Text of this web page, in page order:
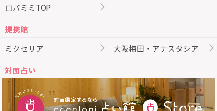
ロバミミTOP
提携館
ミクセリア
大阪梅田・アナスタシア
対面占い